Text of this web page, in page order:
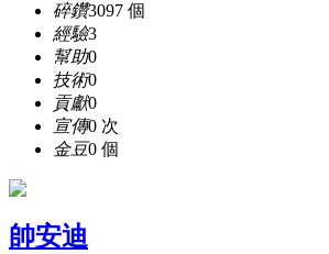
碎鑽3097 個
經驗3
幫助0
技術0
貢獻0
宣傳0 次
金豆0 個
帥安迪